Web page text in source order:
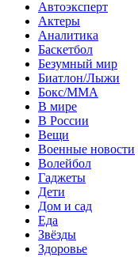
Автоэксперт
Актеры
Аналитика
Баскетбол
Безумный мир
Биатлон/Лыжи
Бокс/MMA
В мире
В России
Вещи
Военные новости
Волейбол
Гаджеты
Дети
Дом и сад
Еда
Звёзды
Здоровье